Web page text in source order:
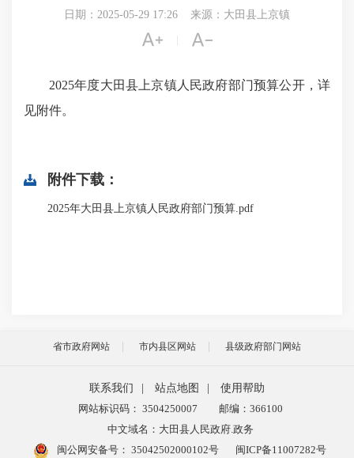
日期：2025-05-29 17:26 来源：大田县上京镇
 
2025年度大田县上京镇人民政府部门预算公开，详
见附件。
附件下载：
2025年大田县上京镇人民政府部门预算.pdf
省市政府网站 市内县区网站 县级政府部门网站
联系我们 站点地图
使用帮助
网站标识码： 3504250007
邮编：366100
中文域名：大田县人民政府.政务
闽公网安备号： 35042502000102号 闽ICP备11007282号